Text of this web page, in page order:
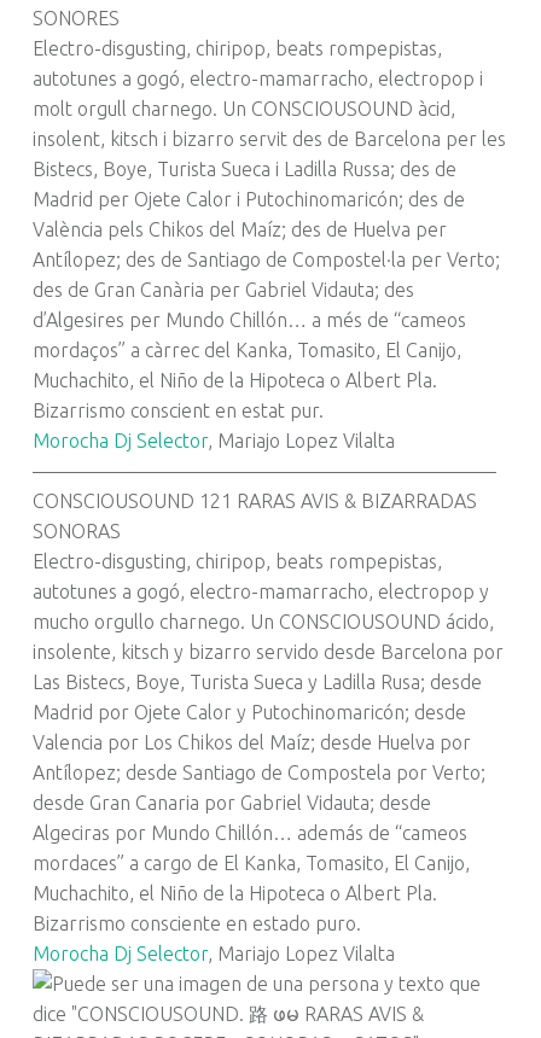
SONORES
Electro-disgusting, chiripop, beats rompepistas,
autotunes a gogó, electro-mamarracho, electropop i
molt orgull charnego. Un CONSCIOUSOUND àcid,
insolent, kitsch i bizarro servit des de Barcelona per les
Bistecs, Boye, Turista Sueca i Ladilla Russa; des de
Madrid per Ojete Calor i Putochinomaricón; des de
València pels Chikos del Maíz; des de Huelva per
Antílopez; des de Santiago de Compostel·la per Verto;
des de Gran Canària per Gabriel Vidauta; des
d’Algesires per Mundo Chillón… a més de “cameos
mordaços” a càrrec del Kanka, Tomasito, El Canijo,
Muchachito, el Niño de la Hipoteca o Albert Pla.
Bizarrismo conscient en estat pur.
Morocha Dj Selector, Mariajo Lopez Vilalta
————————————————————————
CONSCIOUSOUND 121 RARAS AVIS & BIZARRADAS
SONORAS
Electro-disgusting, chiripop, beats rompepistas,
autotunes a gogó, electro-mamarracho, electropop y
mucho orgullo charnego. Un CONSCIOUSOUND ácido,
insolente, kitsch y bizarro servido desde Barcelona por
Las Bistecs, Boye, Turista Sueca y Ladilla Rusa; desde
Madrid por Ojete Calor y Putochinomaricón; desde
Valencia por Los Chikos del Maíz; desde Huelva por
Antílopez; desde Santiago de Compostela por Verto;
desde Gran Canaria por Gabriel Vidauta; desde
Algeciras por Mundo Chillón… además de “cameos
mordaces” a cargo de El Kanka, Tomasito, El Canijo,
Muchachito, el Niño de la Hipoteca o Albert Pla.
Bizarrismo consciente en estado puro.
Morocha Dj Selector, Mariajo Lopez Vilalta